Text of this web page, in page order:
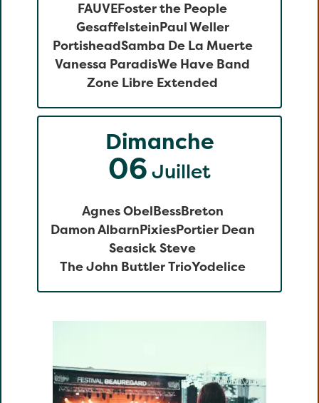
FAUVEFoster the People
GesaffelsteinPaul Weller
PortisheadSamba De La Muerte
Vanessa ParadisWe Have Band
Zone Libre Extended
Dimanche
06Juillet
Agnes ObelBessBreton
Damon AlbarnPixiesPortier Dean
Seasick Steve
The John Buttler TrioYodelice